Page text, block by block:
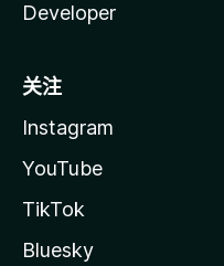
Developer
关注
Instagram
YouTube
TikTok
Bluesky